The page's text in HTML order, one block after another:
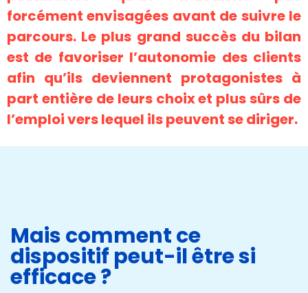
forcément envisagées avant de suivre le
parcours. Le plus grand succès du bilan
est de favoriser l’autonomie des clients
afin qu’ils deviennent protagonistes à
part entière de leurs choix et plus sûrs de
l’emploi vers lequel ils peuvent se diriger.
Mais comment ce
dispositif peut-il être si
efficace ?